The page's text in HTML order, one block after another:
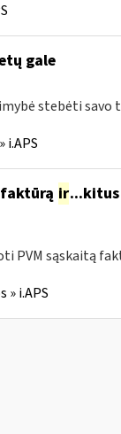
gale
stebėti savo
i.APS
ir
PVM sąskaitą
i.APS